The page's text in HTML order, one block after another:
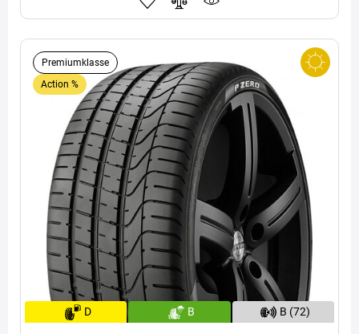
Premiumklasse
Action %
D B B (72)